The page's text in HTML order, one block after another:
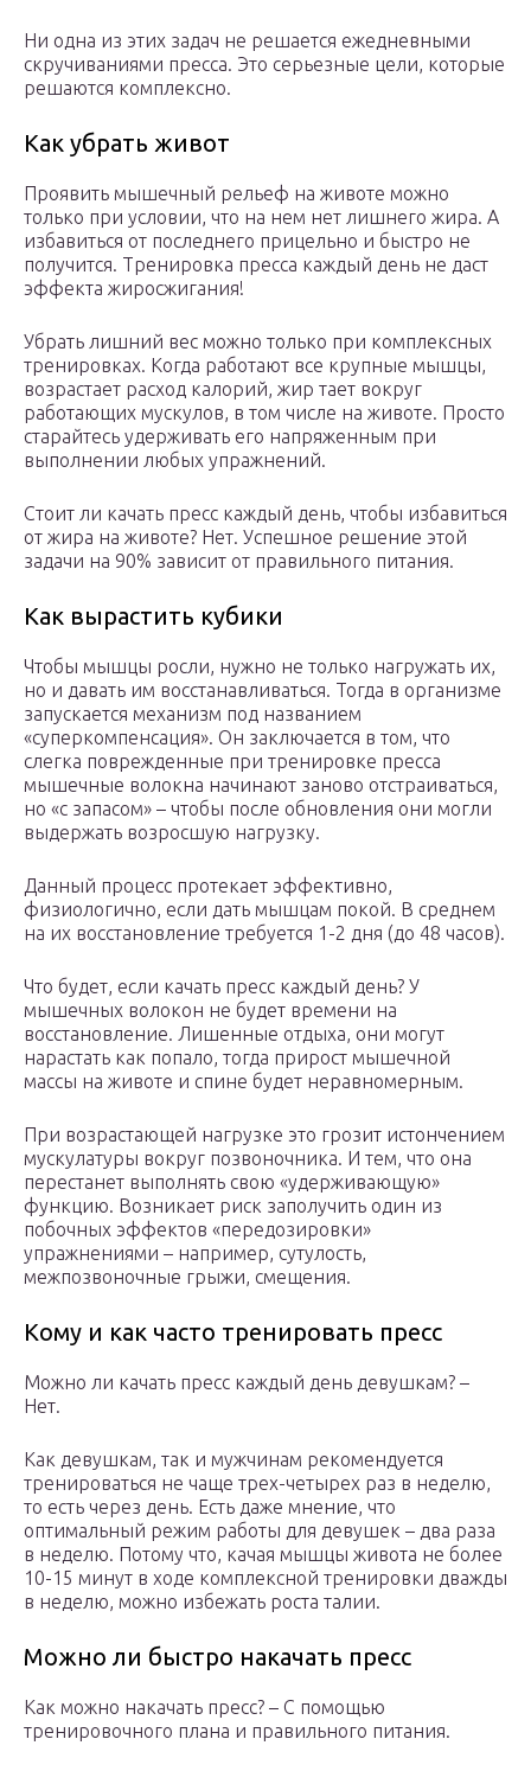
Ни одна из этих задач не решается ежедневными
скручиваниями пресса. Это серьезные цели, которые
решаются комплексно.
Как убрать живот
Проявить мышечный рельеф на животе можно
только при условии, что на нем нет лишнего жира. А
избавиться от последнего прицельно и быстро не
получится. Тренировка пресса каждый день не даст
эффекта жиросжигания!
Убрать лишний вес можно только при комплексных
тренировках. Когда работают все крупные мышцы,
возрастает расход калорий, жир тает вокруг
работающих мускулов, в том числе на животе. Просто
старайтесь удерживать его напряженным при
выполнении любых упражнений.
Стоит ли качать пресс каждый день, чтобы избавиться
от жира на животе? Нет. Успешное решение этой
задачи на 90% зависит от правильного питания.
Как вырастить кубики
Чтобы мышцы росли, нужно не только нагружать их,
но и давать им восстанавливаться. Тогда в организме
запускается механизм под названием
«суперкомпенсация». Он заключается в том, что
слегка поврежденные при тренировке пресса
мышечные волокна начинают заново отстраиваться,
но «с запасом» – чтобы после обновления они могли
выдержать возросшую нагрузку.
Данный процесс протекает эффективно,
физиологично, если дать мышцам покой. В среднем
на их восстановление требуется 1-2 дня (до 48 часов).
Что будет, если качать пресс каждый день? У
мышечных волокон не будет времени на
восстановление. Лишенные отдыха, они могут
нарастать как попало, тогда прирост мышечной
массы на животе и спине будет неравномерным.
При возрастающей нагрузке это грозит истончением
мускулатуры вокруг позвоночника. И тем, что она
перестанет выполнять свою «удерживающую»
функцию. Возникает риск заполучить один из
побочных эффектов «передозировки»
упражнениями – например, сутулость,
межпозвоночные грыжи, смещения.
Кому и как часто тренировать пресс
Можно ли качать пресс каждый день девушкам? –
Нет.
Как девушкам, так и мужчинам рекомендуется
тренироваться не чаще трех-четырех раз в неделю,
то есть через день. Есть даже мнение, что
оптимальный режим работы для девушек – два раза
в неделю. Потому что, качая мышцы живота не более
10-15 минут в ходе комплексной тренировки дважды
в неделю, можно избежать роста талии.
Можно ли быстро накачать пресс
Как можно накачать пресс? – С помощью
тренировочного плана и правильного питания.